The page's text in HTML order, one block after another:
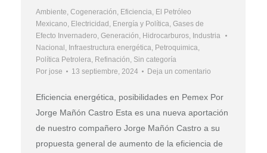
Ambiente Cogeneración Eficiencia El Petróleo
Mexicano Electricidad Energía y Política Gases de
Efecto Invernadero Generación Hidrocarburos Industria
Nacional Infraestructura energética Petroquimica
Política Petrolera Refinación Sin categoría
Por jose 13 septiembre, 2024 Deja un comentario
Eficiencia energética, posibilidades en Pemex Por
Jorge Mañón Castro Esta es una nueva aportación
de nuestro compañero Jorge Mañón Castro a su
propuesta general de aumento de la eficiencia de